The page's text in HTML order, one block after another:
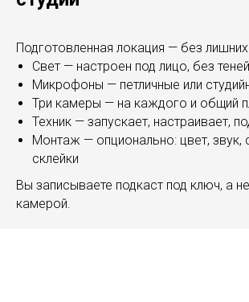
Подготовленная локация — без
Свет — настроен под лицо, без теней
Микрофоны — петличные или
Три камеры — на каждого и общий
Техник — запускает, настраивает,
Монтаж — опционально: цвет, звук,
склейки
Вы записываете подкаст под ключ, а
камерой.